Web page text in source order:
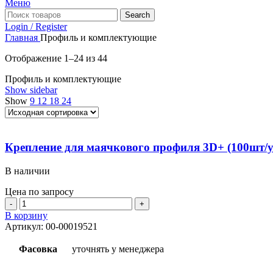
Меню
Search
Login / Register
Главная Профиль и комплектующие
Отображение 1–24 из 44
Профиль и комплектующие
Show sidebar
Show 9 12 18 24
Крепление для маячкового профиля 3D+ (100шт/
В наличии
Цена по запросу
Количество
товара
Крепление
для
маячкового
В корзину
Артикул: 00-00019521
Фасовка уточнять у менеджера